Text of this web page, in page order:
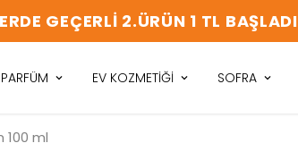
KARGO ÜCRETSIZ
PARFÜM EV KOZMETİĞİ SOFRA
100 ml